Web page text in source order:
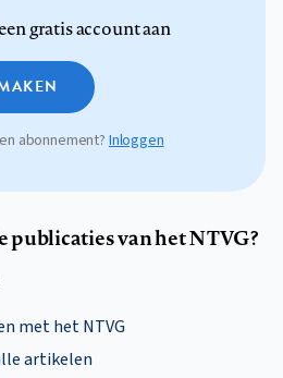
gratis account aan
abonnement? Inloggen
publicaties van het NTVG?
met het NTVG
artikelen